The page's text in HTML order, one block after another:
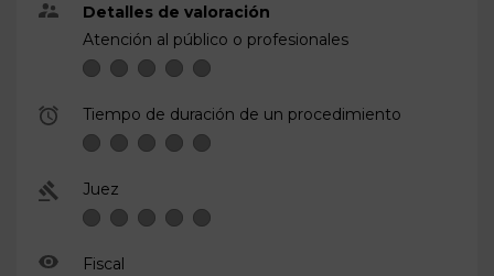
Detalles de valoración
Atención al público o profesionales
Tiempo de duración de un procedimiento
Juez
Fiscal